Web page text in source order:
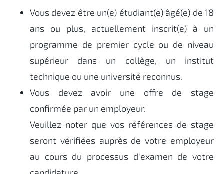
Vous devez être un(e) étudiant(e) âgé(e) de 18
ans ou plus, actuellement inscrit(e) à un
programme de premier cycle ou de niveau
supérieur dans un collège, un institut
technique ou une université reconnus.
Vous devez avoir une offre de stage
confirmée par un employeur.
Veuillez noter que vos références de stage
seront vérifiées auprès de votre employeur
au cours du processus d'examen de votre